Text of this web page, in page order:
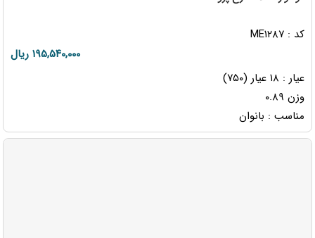
کد : ME۱۲۸۷
۱۹۵,۵۴۰,۰۰۰ ریال
عیار : ۱۸ عیار (۷۵۰)
وزن ۰.۸۹
مناسب : بانوان